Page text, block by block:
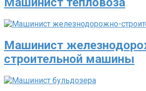
Машинист
строительной машины